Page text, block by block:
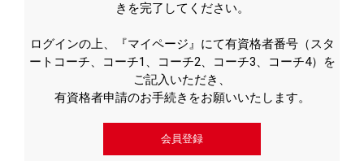
きを完了してください。
ログインの上、『マイページ』にて有資格者番号（スタ
ートコーチ、コーチ1、コーチ2、コーチ3、コーチ4）を
ご記入いただき、
有資格者申請のお手続きをお願いいたします。
会員登録